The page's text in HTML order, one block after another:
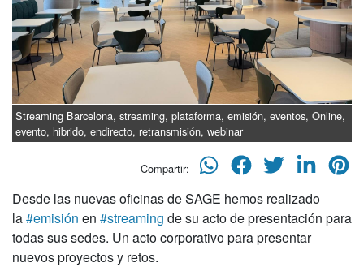
Streaming Barcelona, streaming, plataforma, emisión, eventos, Online,
evento, hibrido, endirecto, retransmisión, webinar
Compartir:
Desde las nuevas oficinas de SAGE hemos realizado
la#emisión en #streaming de su acto de presentación para
todas sus sedes. Un acto corporativo para presentar
nuevos proyectos y retos.